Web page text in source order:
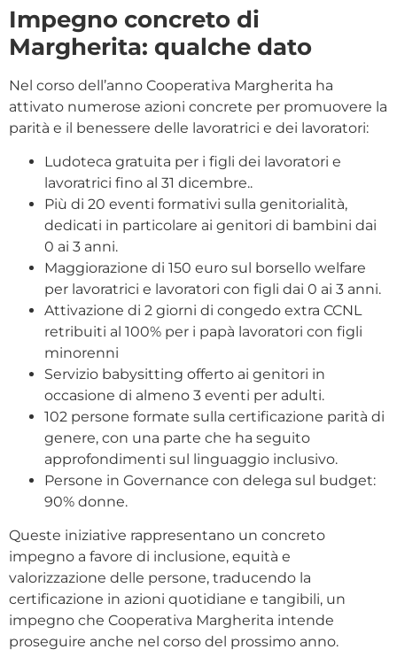
Impegno concreto di
Margherita: qualche dato
Nel corso dell’anno Cooperativa Margherita ha
attivato numerose azioni concrete per promuovere la
parità e il benessere delle lavoratrici e dei lavoratori:
Ludoteca gratuita per i figli dei lavoratori e
lavoratrici fino al 31 dicembre..
Più di 20 eventi formativi sulla genitorialità,
dedicati in particolare ai genitori di bambini dai
0 ai 3 anni.
Maggiorazione di 150 euro sul borsello welfare
per lavoratrici e lavoratori con figli dai 0 ai 3 anni.
Attivazione di 2 giorni di congedo extra CCNL
retribuiti al 100% per i papà lavoratori con figli
minorenni
Servizio babysitting offerto ai genitori in
occasione di almeno 3 eventi per adulti.
102 persone formate sulla certificazione parità di
genere, con una parte che ha seguito
approfondimenti sul linguaggio inclusivo.
Persone in Governance con delega sul budget:
90% donne.
Queste iniziative rappresentano un concreto
impegno a favore di inclusione, equità e
valorizzazione delle persone, traducendo la
certificazione in azioni quotidiane e tangibili, un
impegno che Cooperativa Margherita intende
proseguire anche nel corso del prossimo anno.